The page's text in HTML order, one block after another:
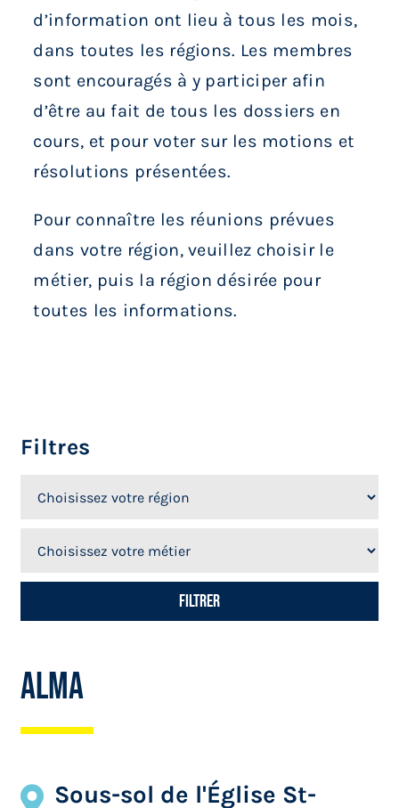
Services aux membres
Réunions
Activités
Actualités
Boutique
d’information ont lieu à tous les mois,
dans toutes les régions. Les membres
sont encouragés à y participer afin
d’être au fait de tous les dossiers en
cours, et pour voter sur les motions et
résolutions présentées.
Pour connaître les réunions prévues
dans votre région, veuillez choisir le
métier, puis la région désirée pour
toutes les informations.
Filtres
Alma
Sous-sol de l'Église St-